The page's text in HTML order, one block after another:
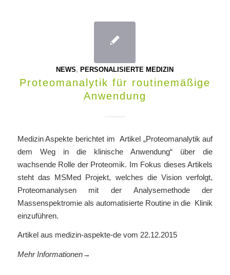
NEWS, PERSONALISIERTE MEDIZIN
Proteomanalytik für routinemäßige
Anwendung
Medizin Aspekte berichtet im Artikel „Proteomanalytik auf
dem Weg in die klinische Anwendung“ über die
wachsende Rolle der Proteomik. Im Fokus dieses Artikels
steht das MSMed Projekt, welches die Vision verfolgt,
Proteomanalysen mit der Analysemethode der
Massenspektromie als automatisierte Routine in die Klinik
einzuführen.
Artikel aus medizin-aspekte-de vom 22.12.2015
Mehr Informationen→